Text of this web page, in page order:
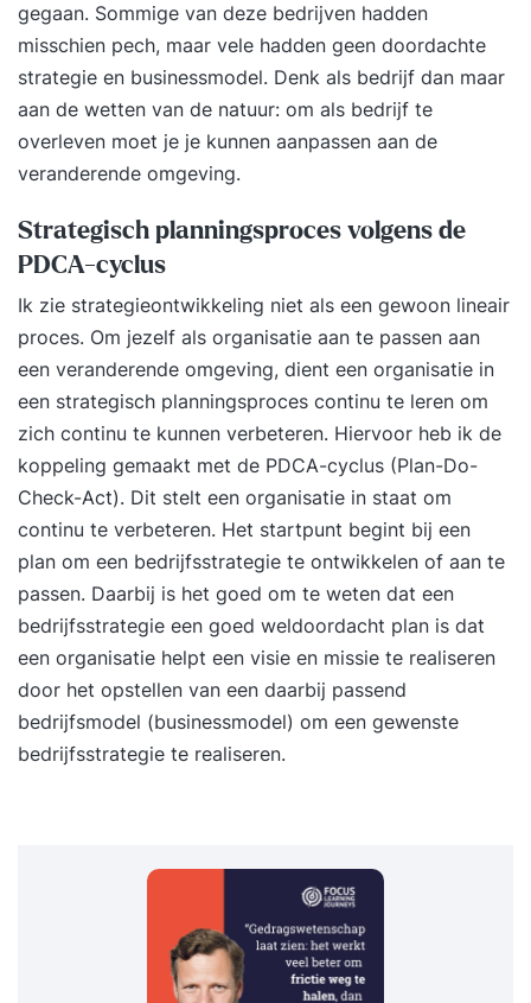
gegaan. Sommige van deze bedrijven hadden
misschien pech, maar vele hadden geen doordachte
strategie en businessmodel. Denk als bedrijf dan maar
aan de wetten van de natuur: om als bedrijf te
overleven moet je je kunnen aanpassen aan de
veranderende omgeving.
Strategisch planningsproces volgens de
PDCA-cyclus
Ik zie strategieontwikkeling niet als een gewoon lineair
proces. Om jezelf als organisatie aan te passen aan
een veranderende omgeving, dient een organisatie in
een strategisch planningsproces continu te leren om
zich continu te kunnen verbeteren. Hiervoor heb ik de
koppeling gemaakt met de PDCA-cyclus (Plan-Do-
Check-Act). Dit stelt een organisatie in staat om
continu te verbeteren. Het startpunt begint bij een
plan om een bedrijfsstrategie te ontwikkelen of aan te
passen. Daarbij is het goed om te weten dat een
bedrijfsstrategie een goed weldoordacht plan is dat
een organisatie helpt een visie en missie te realiseren
door het opstellen van een daarbij passend
bedrijfsmodel (businessmodel) om een gewenste
bedrijfsstrategie te realiseren.